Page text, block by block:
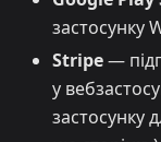
застосунку
Stripe—
у
застосунку